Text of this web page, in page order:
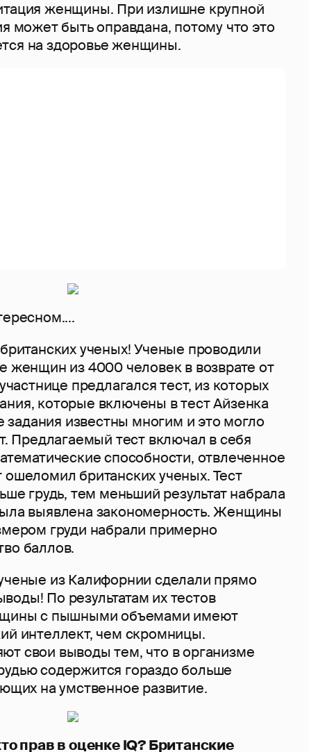
женщины. При излишне крупной
может быть оправдана, потому что это
на здоровье женщины.
ученых! Ученые проводили
женщин из 4000 человек в возврате от
предлагался тест, из которых
которые включены в тест Айзенка
задания известны многим и это могло
Предлагаемый тест включал в себя
способности, отвлеченное
британских ученых. Тест
грудь, тем меньший результат набрала
выявлена закономерность. Женщины
груди набрали примерно
баллов.
из Калифорнии сделали прямо
По результатам их тестов
с пышными объемами имеют
интеллект, чем скромницы.
свои выводы тем, что в организме
содержится гораздо больше
на умственное развитие.
прав в оценке IQ? Британские